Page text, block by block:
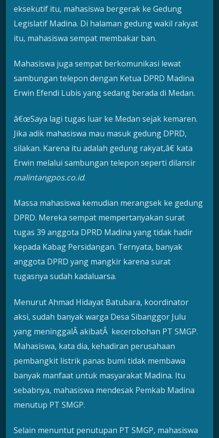
eksekutif itu, mahasiswa bergerak ke Gedung
Legislatif Madina. Di halaman gedung wakil rakyat
itu, mahasiswa sempat membakar ban.
Mahasiswa juga sempat berkomunikasi lewat
sambungan telepon dengan Ketua DPRD Madina
Erwin Efendi Lubis yang sedang berada di Medan.
â€œSaya lagi tugas luar ke Medan sejak kemaren.
Jika adik mahasiswa mau masuk gedung DPRD,
silakan. Karena itu adalah gedung rakyat,â€ kata
Erwin melalui sambungan telepon seperti dilansir
malintangpos.co.id.
Massa mahasiswa kemudian merangsek ke gedung
DPRD. Mereka sempat mempertanyakan surat
tugas 39 anggota DPRD Madina yang tidak hadir
kepada Kabag Persidangan. Ternyata, banyak
anggota DPRD yang mangkir karena surat
tugasnya sudah kadaluarsa.
Menurut Ahmad Hidayat Batubara, koordinator
aksi, sudah banyak warga Desa Sibanggor Julu
yang meninggalÂ akibatÂ kecerobohan PT SMGP.
Mahasiswa, kata dia, kehadiran perusahaan
pembangkit listrik panas bumi tidak membawa
banyak manfaat untuk masyarakat Madina. Itu
sebabnya, mahasiswa mendesak Pemkab Madina
menutup PT SMGP.
Selain menuntut penutupan PT SMGP, mahasiswa